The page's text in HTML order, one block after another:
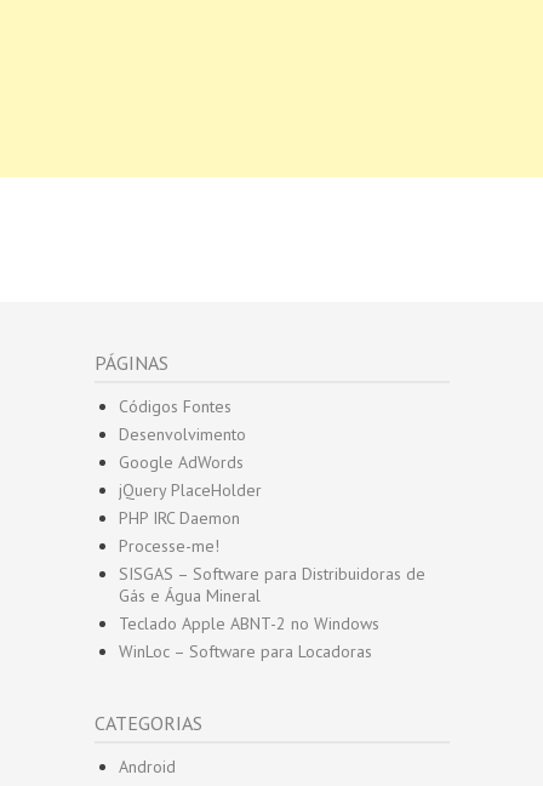
PÁGINAS
Códigos Fontes
Desenvolvimento
Google AdWords
jQuery PlaceHolder
PHP IRC Daemon
Processe-me!
SISGAS – Software para Distribuidoras de
Gás e Água Mineral
Teclado Apple ABNT-2 no Windows
WinLoc – Software para Locadoras
CATEGORIAS
Android